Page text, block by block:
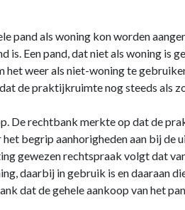
pand als woning kon worden
is. Een pand, dat niet als woning
weer als niet-woning te
de praktijkruimte nog steeds als
De rechtbank merkte op dat de
begrip aanhorigheden aan bij de
gewezen rechtspraak volgt dat
daarbij in gebruik is en daaraan
dat de gehele aankoop van het